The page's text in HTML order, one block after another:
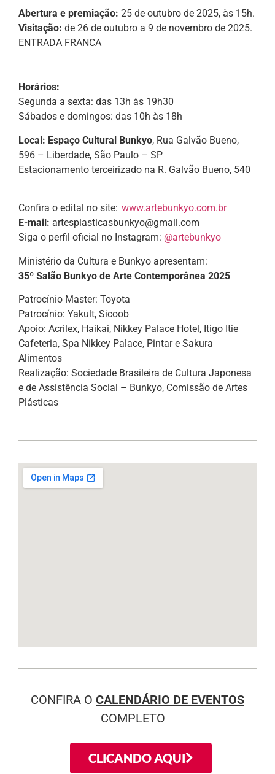
Abertura e premiação: 25 de outubro de 2025, às 15h.
Visitação: de 26 de outubro a 9 de novembro de 2025.
ENTRADA FRANCA
Horários:
Segunda a sexta: das 13h às 19h30
Sábados e domingos: das 10h às 18h
Local: Espaço Cultural Bunkyo, Rua Galvão Bueno,
596 – Liberdade, São Paulo – SP
Estacionamento terceirizado na R. Galvão Bueno, 540
Confira o edital no site: www.artebunkyo.com.br
E-mail: artesplasticasbunkyo@gmail.com
Siga o perfil oficial no Instagram: @artebunkyo
Ministério da Cultura e Bunkyo apresentam:
35º Salão Bunkyo de Arte Contemporânea 2025
Patrocínio Master: Toyota
Patrocínio: Yakult, Sicoob
Apoio: Acrilex, Haikai, Nikkey Palace Hotel, Itigo Itie
Cafeteria, Spa Nikkey Palace, Pintar e Sakura
Alimentos
Realização: Sociedade Brasileira de Cultura Japonesa
e de Assistência Social – Bunkyo, Comissão de Artes
Plásticas
CONFIRA O CALENDÁRIO DE EVENTOS
COMPLETO
CLICANDO AQUI